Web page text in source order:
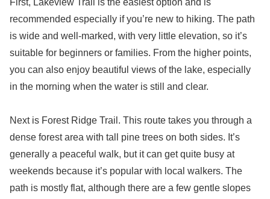
recommended especially if you’re new to hiking. The path
is wide and well-marked, with very little elevation, so it’s
suitable for beginners or families. From the higher points,
you can also enjoy beautiful views of the lake, especially
in the morning when the water is still and clear.
Next is Forest Ridge Trail. This route takes you through a
dense forest area with tall pine trees on both sides. It’s
generally a peaceful walk, but it can get quite busy at
weekends because it’s popular with local walkers. The
path is mostly flat, although there are a few gentle slopes